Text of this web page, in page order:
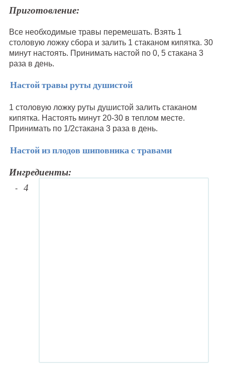
Приготовление:
Все необходимые травы перемешать. Взять 1
столовую ложку сбора и залить 1 стаканом кипятка. 30
минут настоять. Принимать настой по 0, 5 стакана 3
раза в день.
Настой травы руты душистой
1 столовую ложку руты душистой залить стаканом
кипятка. Настоять минут 20-30 в теплом месте.
Принимать по 1/2стакана 3 раза в день.
Настой из плодов шиповника с травами
Ингредиенты:
4